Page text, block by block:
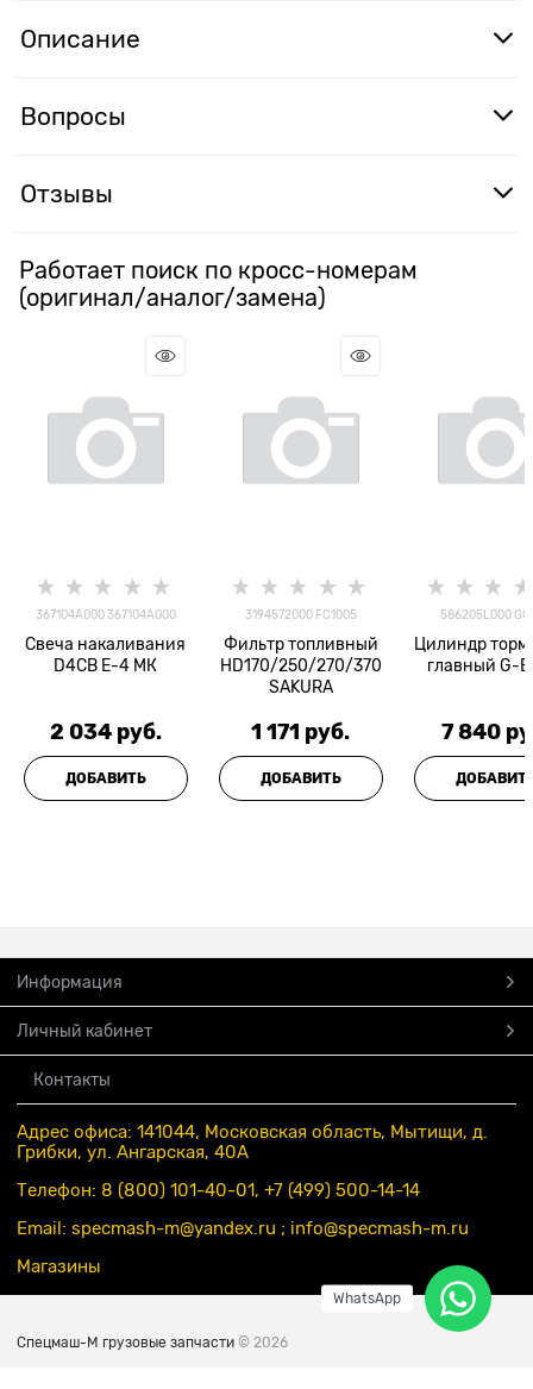
Описание
Вопросы
Отзывы
Работает поиск по кросс-номерам
(оригинал/аналог/замена)
367104A000 367104A000
Свеча накаливания
D4CB E-4 МК
2 034 руб.
ДОБАВИТЬ
3194572000 FC1005
Фильтр топливный
HD170/250/270/370
SAKURA
1 171 руб.
ДОБАВИТЬ
586205L000
Цилиндр
главный G-
7 840
Информация
Личный кабинет
Контакты
Адрес офиса: 141044, Московская область, Мытищи, д.
Грибки, ул. Ангарская, 40А
Телефон: 8 (800) 101-40-01, +7 (499) 500-14-14
Email: specmash-m@yandex.ru ; info@specmash-m.ru
Магазины
Спецмаш-М грузовые запчасти © 2026
WhatsApp